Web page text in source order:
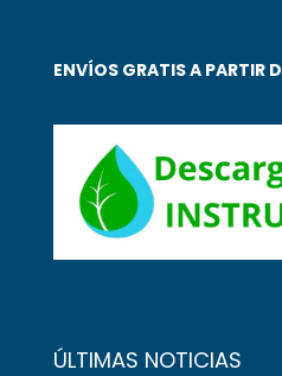
ENVÍOS GRATIS A PARTIR
ÚLTIMAS NOTICIAS